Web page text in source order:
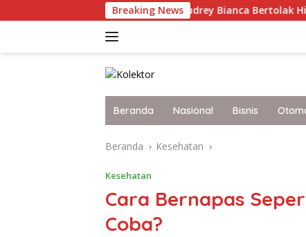
ke
Breaking News
Nama Bangsa, Audrey Bianca Bertolak Hingga Vietnam
Beranda Nasional Bisnis
Beranda Kesehatan
Kesehatan
Cara Bernapas
Coba?